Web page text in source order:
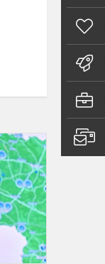
Permainų
vėjas